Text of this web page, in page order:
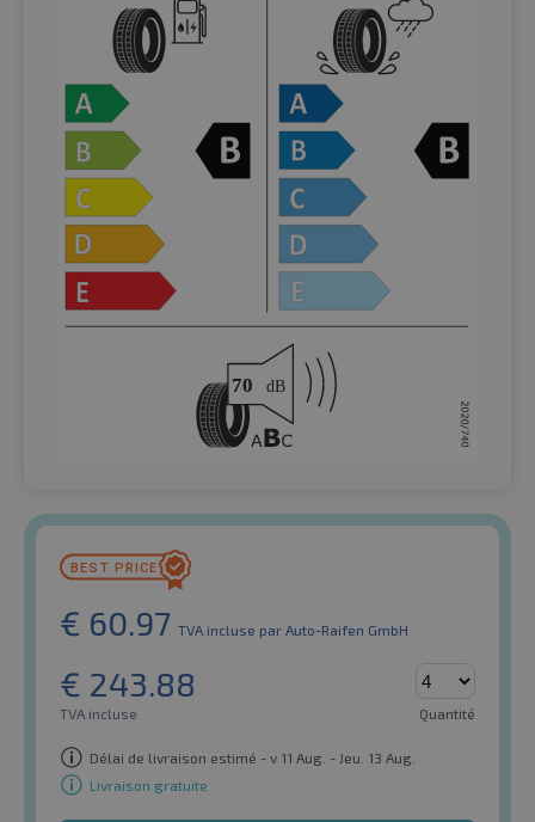
€ 60.97 TVA incluse par Auto-Raifen GmbH
€ 243.88
TVA incluse Quantité
Délai de livraison estimé - v 11 Aug. - Jeu. 13 Aug.
Livraison gratuite